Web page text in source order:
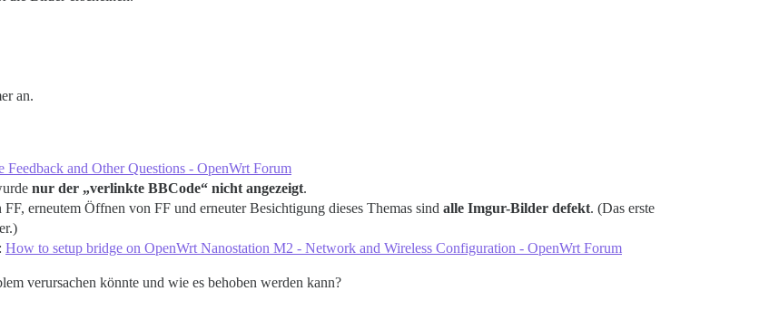
an.
and Other Questions - OpenWrt Forum
nur der „verlinkte BBCode“ nicht angezeigt.
erneutem Öffnen von FF und erneuter Besichtigung dieses Themas sind alle Imgur-Bilder defekt. (Das erste
How to setup bridge on OpenWrt Nanostation M2 - Network and Wireless Configuration - OpenWrt Forum
verursachen könnte und wie es behoben werden kann?